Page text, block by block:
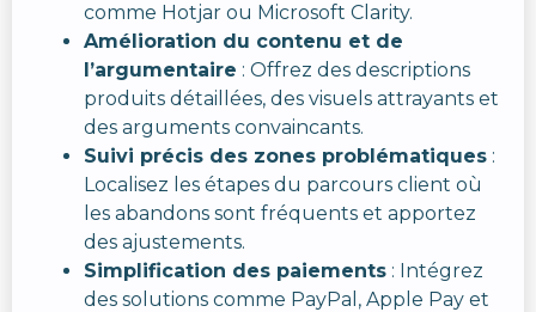
comme Hotjar ou Microsoft Clarity.
Amélioration du contenu et de
l’argumentaire : Offrez des descriptions
produits détaillées, des visuels attrayants et
des arguments convaincants.
Suivi précis des zones problématiques :
Localisez les étapes du parcours client où
les abandons sont fréquents et apportez
des ajustements.
Simplification des paiements : Intégrez
des solutions comme PayPal, Apple Pay et